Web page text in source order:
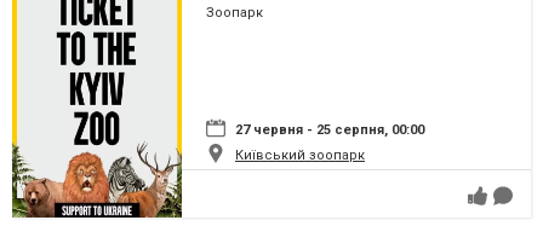
Зоопарк
27 червня - 25 серпня, 00:00
Київський зоопарк